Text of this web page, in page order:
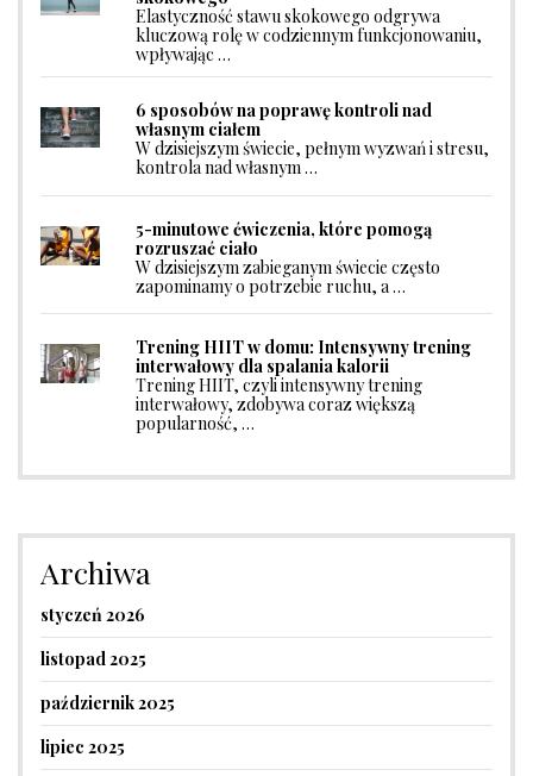
Elastyczność stawu skokowego odgrywa
kluczową rolę w codziennym funkcjonowaniu,
wpływając …
6 sposobów na poprawę kontroli nad
własnym ciałem
W dzisiejszym świecie, pełnym wyzwań i stresu,
kontrola nad własnym …
5-minutowe ćwiczenia, które pomogą
rozruszać ciało
W dzisiejszym zabieganym świecie często
zapominamy o potrzebie ruchu, a …
Trening HIIT w domu: Intensywny trening
interwałowy dla spalania kalorii
Trening HIIT, czyli intensywny trening
interwałowy, zdobywa coraz większą
popularność, …
Archiwa
styczeń 2026
listopad 2025
październik 2025
lipiec 2025